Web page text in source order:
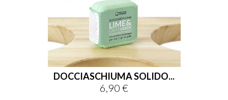
DOCCIASCHIUMA SOLIDO...
Prezzo
6,90 €